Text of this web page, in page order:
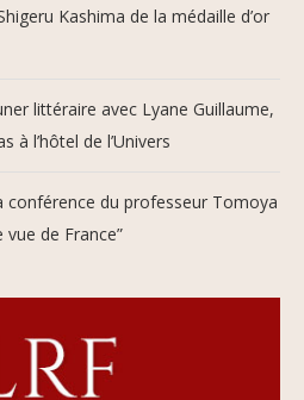
Kashima de la médaille d’or
littéraire avec Lyane Guillaume,
à l’hôtel de l’Univers
conférence du professeur Tomoya
vue de France”